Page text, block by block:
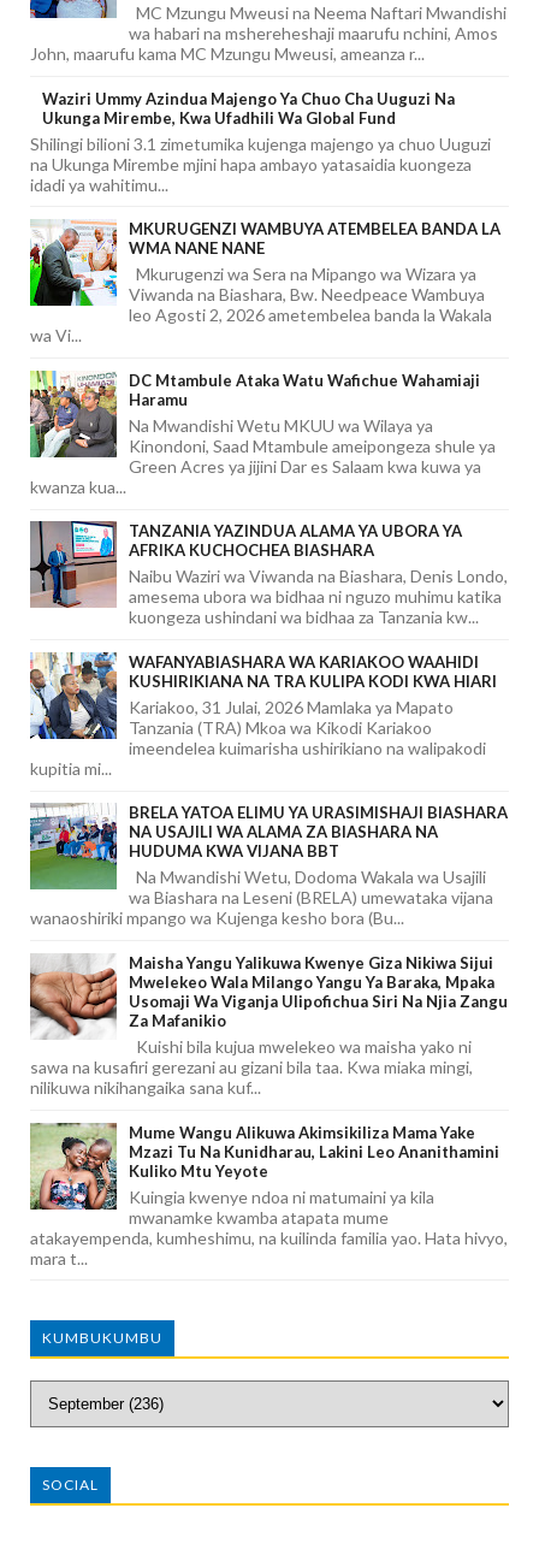
MC Mzungu Mweusi na Neema Naftari Mwandishi
wa habari na mshereheshaji maarufu nchini, Amos
John, maarufu kama MC Mzungu Mweusi, ameanza r...
Waziri Ummy Azindua Majengo Ya Chuo Cha Uuguzi Na
Ukunga Mirembe, Kwa Ufadhili Wa Global Fund
Shilingi bilioni 3.1 zimetumika kujenga majengo ya chuo Uuguzi
na Ukunga Mirembe mjini hapa ambayo yatasaidia kuongeza
idadi ya wahitimu...
MKURUGENZI WAMBUYA ATEMBELEA BANDA LA
WMA NANE NANE
Mkurugenzi wa Sera na Mipango wa Wizara ya
Viwanda na Biashara, Bw. Needpeace Wambuya
leo Agosti 2, 2026 ametembelea banda la Wakala
wa Vi...
DC Mtambule Ataka Watu Wafichue Wahamiaji
Haramu
Na Mwandishi Wetu MKUU wa Wilaya ya
Kinondoni, Saad Mtambule ameipongeza shule ya
Green Acres ya jijini Dar es Salaam kwa kuwa ya
kwanza kua...
TANZANIA YAZINDUA ALAMA YA UBORA YA
AFRIKA KUCHOCHEA BIASHARA
Naibu Waziri wa Viwanda na Biashara, Denis Londo,
amesema ubora wa bidhaa ni nguzo muhimu katika
kuongeza ushindani wa bidhaa za Tanzania kw...
WAFANYABIASHARA WA KARIAKOO WAAHIDI
KUSHIRIKIANA NA TRA KULIPA KODI KWA HIARI
Kariakoo, 31 Julai, 2026 Mamlaka ya Mapato
Tanzania (TRA) Mkoa wa Kikodi Kariakoo
imeendelea kuimarisha ushirikiano na walipakodi
kupitia mi...
BRELA YATOA ELIMU YA URASIMISHAJI BIASHARA
NA USAJILI WA ALAMA ZA BIASHARA NA
HUDUMA KWA VIJANA BBT
Na Mwandishi Wetu, Dodoma Wakala wa Usajili
wa Biashara na Leseni (BRELA) umewataka vijana
wanaoshiriki mpango wa Kujenga kesho bora (Bu...
Maisha Yangu Yalikuwa Kwenye Giza Nikiwa Sijui
Mwelekeo Wala Milango Yangu Ya Baraka, Mpaka
Usomaji Wa Viganja Ulipofichua Siri Na Njia Zangu
Za Mafanikio
Kuishi bila kujua mwelekeo wa maisha yako ni
sawa na kusafiri gerezani au gizani bila taa. Kwa miaka mingi,
nilikuwa nikihangaika sana kuf...
Mume Wangu Alikuwa Akimsikiliza Mama Yake
Mzazi Tu Na Kunidharau, Lakini Leo Ananithamini
Kuliko Mtu Yeyote
Kuingia kwenye ndoa ni matumaini ya kila
mwanamke kwamba atapata mume
atakayempenda, kumheshimu, na kuilinda familia yao. Hata hivyo,
mara t...
KUMBUKUMBU
SOCIAL